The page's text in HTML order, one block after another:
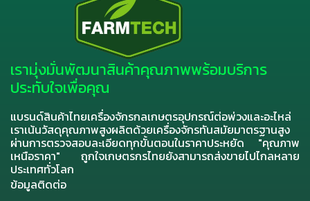
เรามุ่งมั่นพัฒนาสินค้าคุณภาพพร้อมบริการ
ประทับใจเพื่อคุณ
แบรนด์สินค้าไทยเครื่องจักรกลเกษตรอุปกรณ์ต่อพ่วงและอะไหล่
เราเน้นวัสดุคุณภาพสูงผลิตด้วยเครื่องจักรทันสมัยมาตรฐานสูง
ผ่านการตรวจสอบละเอียดทุกขั้นตอนในราคาประหยัด "คุณภาพ
เหนือราคา" ถูกใจเกษตรกรไทยยังสามารถส่งขายไปไกลหลาย
ประเทศทั่วโลก
ข้อมูลติดต่อ